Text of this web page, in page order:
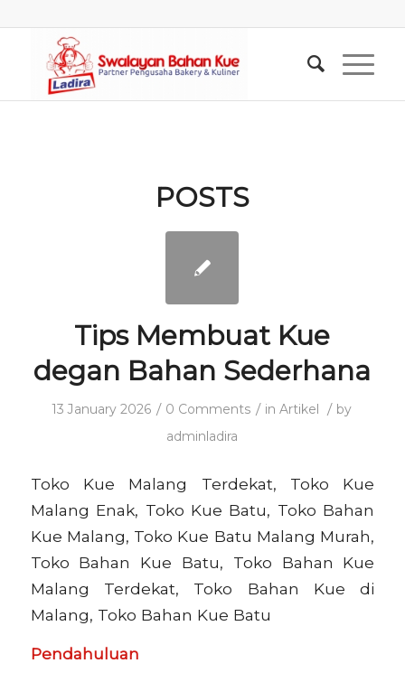
POSTS
Tips Membuat Kue
degan Bahan Sederhana
13 January 2026 / 0 Comments / inArtikel / by
adminladira
Toko Kue Malang Terdekat, Toko Kue
Malang Enak, Toko Kue Batu, Toko Bahan
Kue Malang, Toko Kue Batu Malang Murah,
Toko Bahan Kue Batu, Toko Bahan Kue
Malang Terdekat, Toko Bahan Kue di
Malang, Toko Bahan Kue Batu
Pendahuluan